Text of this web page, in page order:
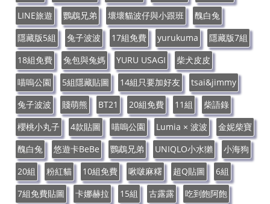
LINE旅遊
鸚鵡兄弟 壞壞貓波仔與小跟班
醜白兔
隱藏版5組
兔子波波 17組免費 yurukuma
隱藏版7組
18組免費
兔包與兔媽 YURU USAGI
柴犬皮皮
喵嗚公園
5組隱藏貼圖 14組只要加好友
tsai&jimmy
兔子波波
賤萌熊 BT21 20組免費 11組
柴語錄
櫻桃小丸子
4款貼圖 喵嗚公園 Lumia × 波波
金妮柴寶
醜白兔
悠遊卡BeBe 鸚鵡兄弟 UNIQLO小水獺
小海狗
20組
粉紅貓 10組免費 啾啵麻糬 超Q貼圖
6組
7組免費貼圖
卡娜赫拉 15組 古露露
吃到飽阿飽